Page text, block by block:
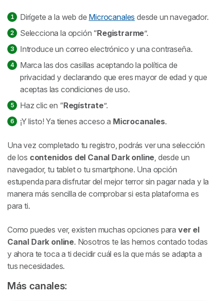
Dirígete a la web de Microcanales desde un navegador.
Selecciona la opción “Registrarme”.
Introduce un correo electrónico y una contraseña.
Marca las dos casillas aceptando la política de
privacidad y declarando que eres mayor de edad y que
aceptas las condiciones de uso.
Haz clic en “Regístrate”.
¡Y listo! Ya tienes acceso a Microcanales.
Una vez completado tu registro, podrás ver una selección
de los contenidos del Canal Dark online , desde un
navegador, tu tablet o tu smartphone. Una opción
estupenda para disfrutar del mejor terror sin pagar nada y la
manera más sencilla de comprobar si esta plataforma es
para ti.
Como puedes ver, existen muchas opciones para ver el
Canal Dark online. Nosotros te las hemos contado todas
y ahora te toca a ti decidir cuál es la que más se adapta a
tus necesidades.
Más canales: